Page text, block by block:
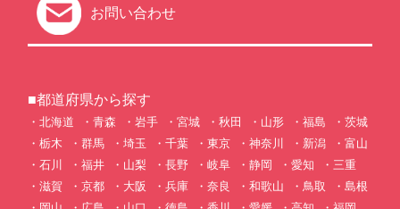
お問い合わせ
■都道府県から探す
北海道 青森 岩手 宮城 秋田 山形 福島
茨城
栃木
群馬 埼玉 千葉 東京 神奈川 新潟
富山
石川
福井 山梨 長野 岐阜 静岡 愛知
三重
滋賀
京都 大阪 兵庫 奈良 和歌山 鳥取
島根